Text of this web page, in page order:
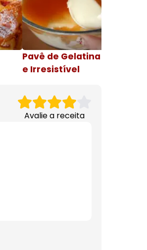
Pavê de Gelatina Cremosa
e Irresistível
Avalie a receita